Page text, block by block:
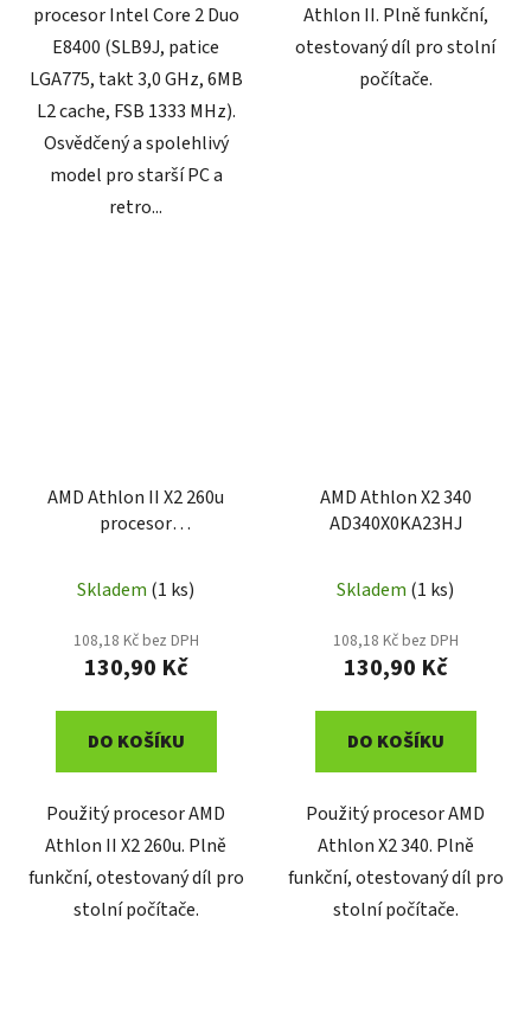
procesor Intel Core 2 Duo
E8400 (SLB9J, patice
LGA775, takt 3,0 GHz, 6MB
L2 cache, FSB 1333 MHz).
Osvědčený a spolehlivý
model pro starší PC a
retro...
Athlon II. Plně funkční,
otestovaný díl pro stolní
počítače.
AMD Athlon II X2 260u
procesor
Skladem (1 ks)
108,18 Kč bez DPH
130,90 Kč
DO KOŠÍKU
Použitý procesor AMD
Athlon II X2 260u. Plně
funkční, otestovaný díl pro
stolní počítače.
AMD Athlon X2 340
AD340X0KA23HJ
Skladem (1 ks)
108,18 Kč bez DPH
130,90 Kč
DO KOŠÍKU
Použitý procesor AMD
Athlon X2 340. Plně
funkční, otestovaný díl pro
stolní počítače.